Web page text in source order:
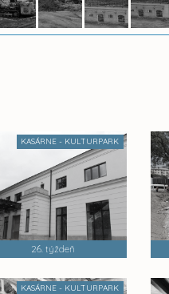
KASÁRNE - KULTURPARK
26. týždeň
KASÁRNE - KULTURPARK